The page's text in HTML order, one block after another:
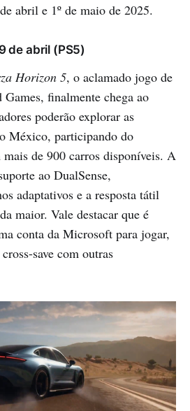
abril e 1º de maio de 2025.
de abril (PS5)
Horizon 5, o aclamado jogo de
finalmente chega ao
poderão explorar as
México, participando do
de 900 carros disponíveis. A
ao DualSense,
adaptativos e a resposta tátil
maior. Vale destacar que é
conta da Microsoft para jogar,
save com outras